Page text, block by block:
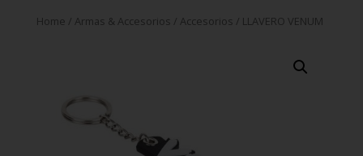
Home / Armas & Accesorios / Accesorios / LLAVERO VENUM